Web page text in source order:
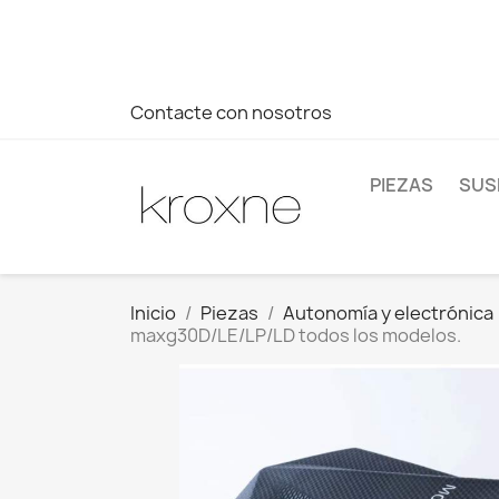
Contacte con nosotros
PIEZAS
Inicio Piezas
Autonomía y electrónica
maxg30D/LE/LP/LD todos los modelos.